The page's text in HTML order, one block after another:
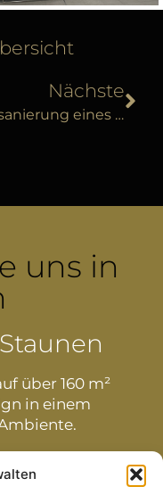
Nächste
Kernsanierung eines Bades in der Region Erlangen
uns in
über 160 m²
in einem